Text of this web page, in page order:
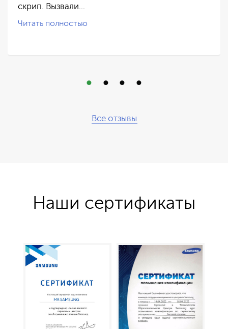
скрип. Вызвали…
Читать полностью
Все отзывы
Наши сертификаты